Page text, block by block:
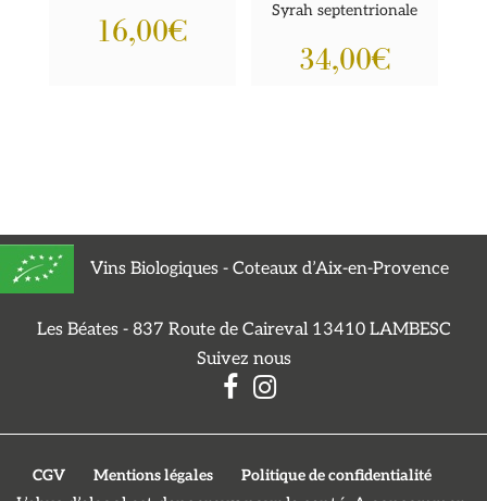
16,00€
Syrah septentrionale
34,00€
Vins Biologiques - Coteaux d’Aix-en-Provence
Les Béates - 837 Route de Caireval 13410 LAMBESC
Suivez nous
CGV Mentions légales Politique de confidentialité